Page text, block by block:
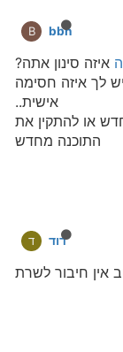
B bbn
איזה סינון אתה?
לך איזה חסימה
אישית..
או להתקין את
התוכנה מחדש
ד דוד
אין חיבור לשרת